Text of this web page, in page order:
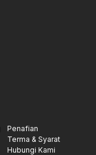
Penafian
Terma & Syarat
Hubungi Kami